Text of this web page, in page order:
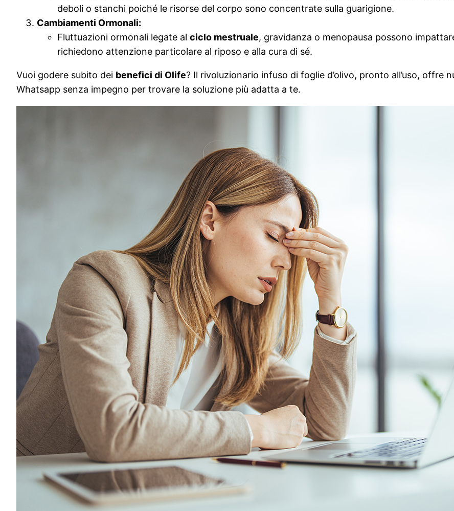
deboli o stanchi poiché le risorse del corpo sono concentrate sulla guarigione.
Cambiamenti Ormonali:
Fluttuazioni ormonali legate al ciclo mestruale, gravidanza o menopausa possono
richiedono attenzione particolare al riposo e alla cura di sé.
Vuoi godere subito dei benefici di Olife? Il rivoluzionario infuso di foglie d’olivo, pronto all’uso, offre
Whatsapp senza impegno per trovare la soluzione più adatta a te.